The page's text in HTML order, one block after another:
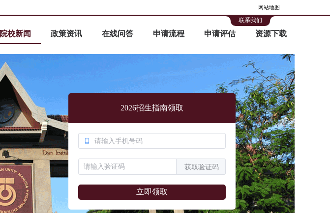
网站地图
院校新闻 政策资讯 在线问答 申请流程 申请评估 资源下载
联系我们
2026招生指南领取
获取验证码
立即领取